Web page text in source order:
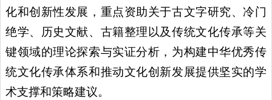
化和创新性发展，重点资助关于古文字研究、冷门
绝学、历史文献、古籍整理以及传统文化传承等关
键领域的理论探索与实证分析，为构建中华优秀传
统文化传承体系和推动文化创新发展提供坚实的学
术支撑和策略建议。